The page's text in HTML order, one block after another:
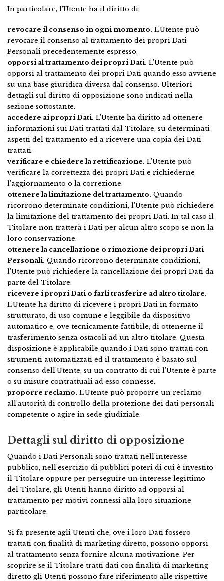
In particolare, l’Utente ha il diritto di:
revocare il consenso in ogni momento. L’Utente può
revocare il consenso al trattamento dei propri Dati
Personali precedentemente espresso.
opporsi al trattamento dei propri Dati. L’Utente può
opporsi al trattamento dei propri Dati quando esso avviene
su una base giuridica diversa dal consenso. Ulteriori
dettagli sul diritto di opposizione sono indicati nella
sezione sottostante.
accedere ai propri Dati. L’Utente ha diritto ad ottenere
informazioni sui Dati trattati dal Titolare, su determinati
aspetti del trattamento ed a ricevere una copia dei Dati
trattati.
verificare e chiedere la rettificazione. L’Utente può
verificare la correttezza dei propri Dati e richiederne
l’aggiornamento o la correzione.
ottenere la limitazione del trattamento. Quando
ricorrono determinate condizioni, l’Utente può richiedere
la limitazione del trattamento dei propri Dati. In tal caso il
Titolare non tratterà i Dati per alcun altro scopo se non la
loro conservazione.
ottenere la cancellazione o rimozione dei propri Dati
Personali. Quando ricorrono determinate condizioni,
l’Utente può richiedere la cancellazione dei propri Dati da
parte del Titolare.
ricevere i propri Dati o farli trasferire ad altro titolare.
L’Utente ha diritto di ricevere i propri Dati in formato
strutturato, di uso comune e leggibile da dispositivo
automatico e, ove tecnicamente fattibile, di ottenerne il
trasferimento senza ostacoli ad un altro titolare. Questa
disposizione è applicabile quando i Dati sono trattati con
strumenti automatizzati ed il trattamento è basato sul
consenso dell’Utente, su un contratto di cui l’Utente è parte
o su misure contrattuali ad esso connesse.
proporre reclamo. L’Utente può proporre un reclamo
all’autorità di controllo della protezione dei dati personali
competente o agire in sede giudiziale.
Dettagli sul diritto di opposizione
Quando i Dati Personali sono trattati nell’interesse
pubblico, nell’esercizio di pubblici poteri di cui è investito
il Titolare oppure per perseguire un interesse legittimo
del Titolare, gli Utenti hanno diritto ad opporsi al
trattamento per motivi connessi alla loro situazione
particolare.
Si fa presente agli Utenti che, ove i loro Dati fossero
trattati con finalità di marketing diretto, possono opporsi
al trattamento senza fornire alcuna motivazione. Per
scoprire se il Titolare tratti dati con finalità di marketing
diretto gli Utenti possono fare riferimento alle rispettive